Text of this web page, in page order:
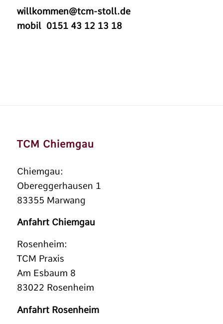
willkommen@tcm-stoll.de
mobil 0151 43 12 13 18
TCM Chiemgau
Chiemgau:
Obereggerhausen 1
83355 Marwang
Anfahrt Chiemgau
Rosenheim:
TCM Praxis
Am Esbaum 8
83022 Rosenheim
Anfahrt Rosenheim